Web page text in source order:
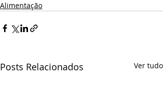
Alimentação
Posts Relacionados Ver tudo